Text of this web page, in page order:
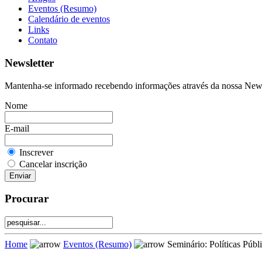
Eventos (Resumo)
Calendário de eventos
Links
Contato
Newsletter
Mantenha-se informado recebendo informações através da nossa
Nome
E-mail
Inscrever
Cancelar inscrição
Procurar
Home Eventos (Resumo) Seminário: Políticas